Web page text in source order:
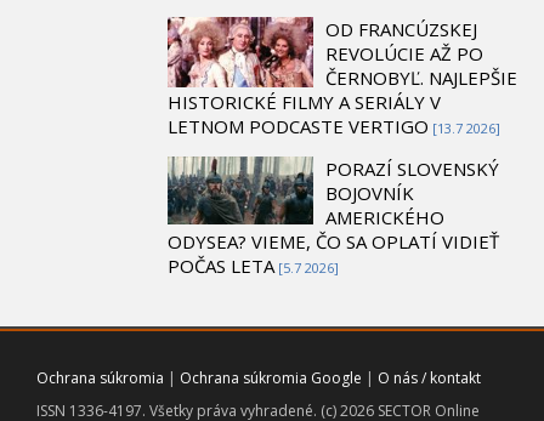
OD FRANCÚZSKEJ
REVOLÚCIE AŽ PO
ČERNOBYĽ. NAJLEPŠIE
HISTORICKÉ FILMY A SERIÁLY V
LETNOM PODCASTE VERTIGO [13.7 2026]
PORAZÍ SLOVENSKÝ
BOJOVNÍK
AMERICKÉHO
ODYSEA? VIEME, ČO SA OPLATÍ VIDIEŤ
POČAS LETA [5.7 2026]
Ochrana súkromia | Ochrana súkromia Google | O nás / kontakt
ISSN 1336-4197. Všetky práva vyhradené. (c) 2026 SECTOR Online